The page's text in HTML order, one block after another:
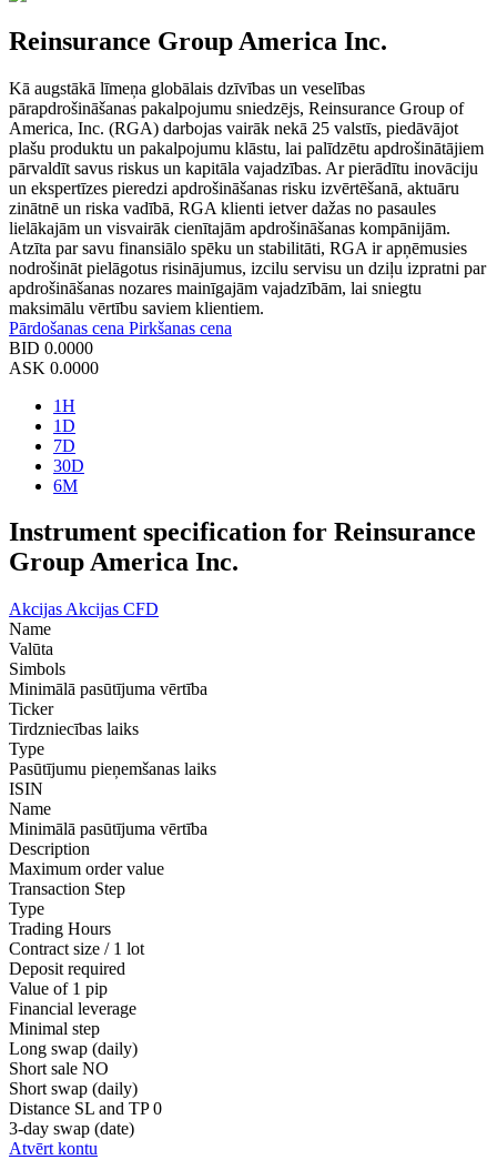
Reinsurance Group America Inc.
Kā augstākā līmeņa globālais dzīvības un veselības
pārapdrošināšanas pakalpojumu sniedzējs, Reinsurance Group of
America, Inc. (RGA) darbojas vairāk nekā 25 valstīs, piedāvājot
plašu produktu un pakalpojumu klāstu, lai palīdzētu apdrošinātājiem
pārvaldīt savus riskus un kapitāla vajadzības. Ar pierādītu inovāciju
un ekspertīzes pieredzi apdrošināšanas risku izvērtēšanā, aktuāru
zinātnē un riska vadībā, RGA klienti ietver dažas no pasaules
lielākajām un visvairāk cienītajām apdrošināšanas kompānijām.
Atzīta par savu finansiālo spēku un stabilitāti, RGA ir apņēmusies
nodrošināt pielāgotus risinājumus, izcilu servisu un dziļu izpratni par
apdrošināšanas nozares mainīgajām vajadzībām, lai sniegtu
maksimālu vērtību saviem klientiem.
Pārdošanas cena Pirkšanas cena
BID 0.0000
ASK 0.0000
1H
1D
7D
30D
6M
Instrument specification for Reinsurance
Group America Inc.
Akcijas Akcijas CFD
Name
Valūta
Simbols
Minimālā pasūtījuma vērtība
Ticker
Tirdzniecības laiks
Type
Pasūtījumu pieņemšanas laiks
ISIN
Name
Minimālā pasūtījuma vērtība
Description
Maximum order value
Transaction Step
Type
Trading Hours
Contract size / 1 lot
Deposit required
Value of 1 pip
Financial leverage
Minimal step
Long swap (daily)
Short sale NO
Short swap (daily)
Distance SL and TP 0
3-day swap (date)
Atvērt kontu